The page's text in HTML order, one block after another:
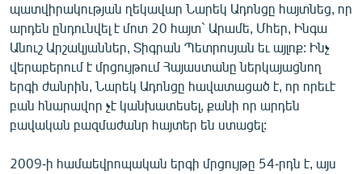
ՄԻՋԱԶԳԱՅԻՆ
ՄՇԱԿՈՒՅԹ
ՍՊՈՐՏ
ՄԵԿՆԱԲԱՆՈՒԹՅՈՒՆ
ՏՏ ԵՒ ԻՆՏԵՐՆԵՏ
ԿՈՐՈՆԱՎԻՐՈՒՍ
պատվիրակության ղեկավար Նարեկ Ադոնցը հայտնեց, որ
արդեն ընդունվել է մոտ 20 հայտ` Արամե, Մհեր, Ինգա
Անուշ Արշակյաններ, Տիգրան Պետրոսյան եւ այլոք: Ինչ
վերաբերում է մրցույթում Հայաստանը ներկայացնող
երգի ժանրին, Նարեկ Ադոնցը հավատացած է, որ որեւէ
բան հնարավոր չէ կանխատեսել, քանի որ արդեն
բավական բազմաժանր հայտեր են ստացել:
2009-ի համաեվրոպական երգի մրցույթը 54-րդն է, այս